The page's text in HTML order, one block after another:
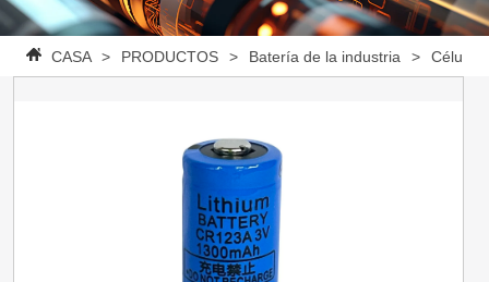
CASA > PRODUCTOS > Batería de la industria > Célula